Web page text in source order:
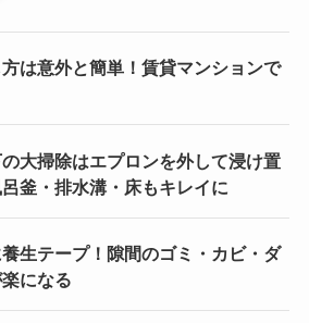
は意外と簡単！賃貸マンションで
大掃除はエプロンを外して浸け置
釜・排水溝・床もキレイに
生テープ！隙間のゴミ・カビ・ダ
になる